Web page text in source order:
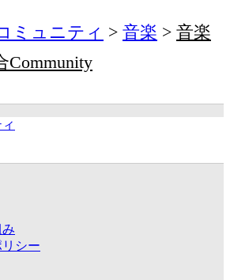
ミュニティ 音楽
音楽
Community
シー